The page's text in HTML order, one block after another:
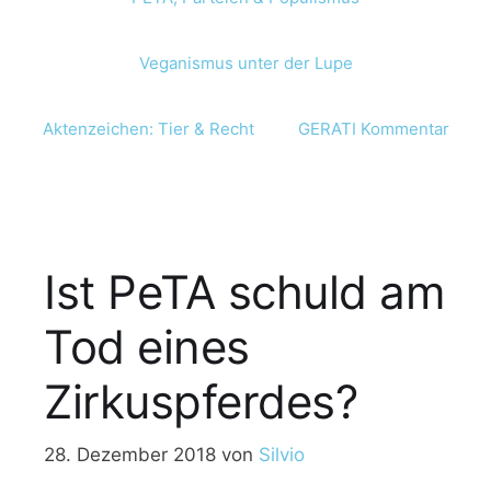
Veganismus unter der Lupe
Aktenzeichen: Tier & Recht GERATI Kommentar
Ist PeTA schuld am
Tod eines
Zirkuspferdes?
28. Dezember 2018 von Silvio